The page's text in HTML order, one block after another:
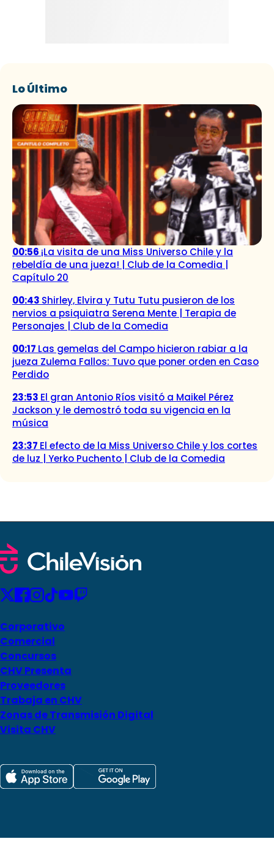
Lo Último
00:56 ¡La visita de una Miss Universo Chile y la
rebeldía de una jueza! | Club de la Comedia |
Capítulo 20
00:43 Shirley, Elvira y Tutu Tutu pusieron de los
nervios a psiquiatra Serena Mente | Terapia de
Personajes | Club de la Comedia
00:17 Las gemelas del Campo hicieron rabiar a la
jueza Zulema Fallos: Tuvo que poner orden en Caso
Perdido
23:53 El gran Antonio Ríos visitó a Maikel Pérez
Jackson y le demostró toda su vigencia en la
música
23:37 El efecto de la Miss Universo Chile y los cortes
de luz | Yerko Puchento | Club de la Comedia
Corporativo
Comercial
Concursos
CHV Presenta
Proveedores
Trabaja en CHV
Zonas de Transmisión Digital
Visita CHV